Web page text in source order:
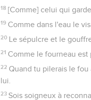
18 [Comme] celui qui
19 Comme dans l'eau le
20 Le sépulcre et le
21 Comme le fourneau
22 Quand tu pilerais le
lui.
23 Sois soigneux à